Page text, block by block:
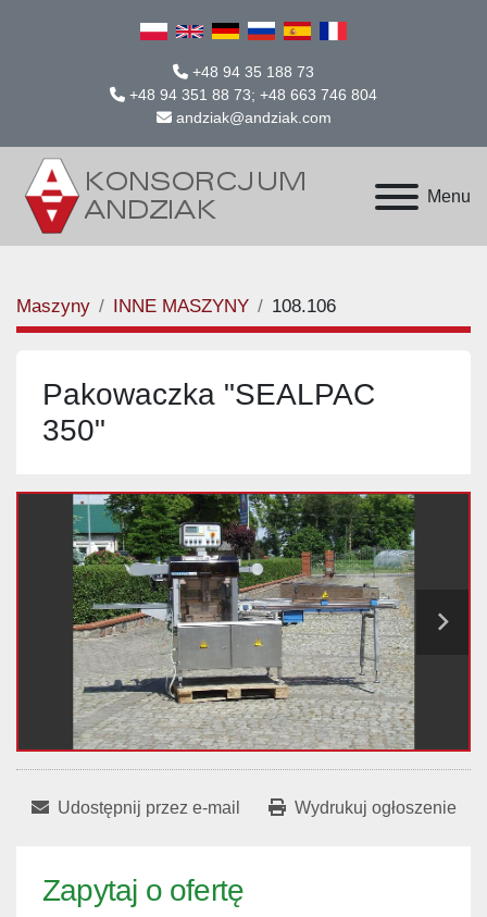
+48 94 35 188 73
+48 94 351 88 73; +48 663 746 804
andziak@andziak.com
Menu
Maszyny INNE MASZYNY 108.106
Pakowaczka "SEALPAC
350"
Udostępnij przez e-mail Wydrukuj ogłoszenie
Zapytaj o ofertę